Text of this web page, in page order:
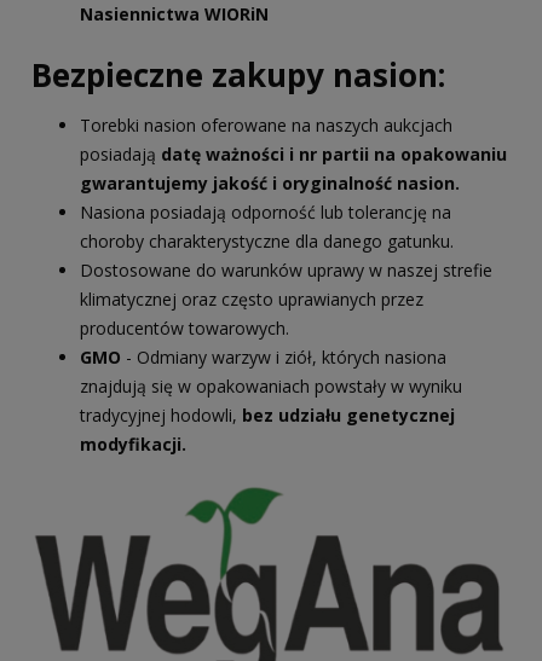
Nasiennictwa WIORiN
Bezpieczne zakupy nasion:
Torebki nasion oferowane na naszych aukcjach
posiadają datę ważności i nr partii na opakowaniu
gwarantujemy jakość i oryginalność nasion.
Nasiona posiadają odporność lub tolerancję na
choroby charakterystyczne dla danego gatunku.
Dostosowane do warunków uprawy w naszej strefie
klimatycznej oraz często uprawianych przez
producentów towarowych.
GMO - Odmiany warzyw i ziół, których nasiona
znajdują się w opakowaniach powstały w wyniku
tradycyjnej hodowli, bez udziału genetycznej
modyfikacji.